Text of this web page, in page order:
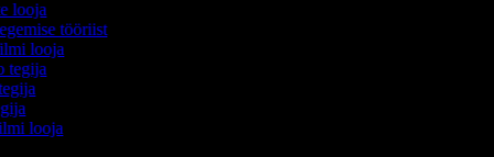
looja
tööriist
looja
tegija
looja